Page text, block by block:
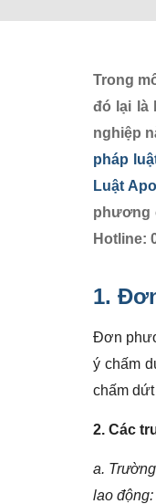
Trong
đó lại là
nghiệp
pháp
Luật
phương
Hotline:
1.
Đơn
ý chấm
chấm
2. Các
a.
lao động: